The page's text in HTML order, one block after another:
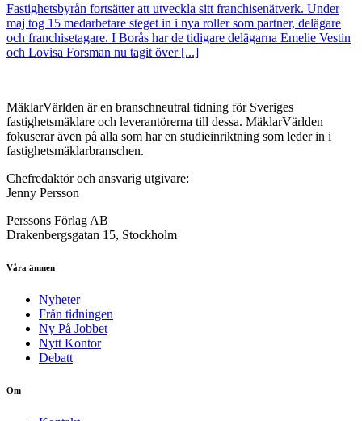
Fastighetsbyrån fortsätter att utveckla sitt franchisenätverk. Under
maj tog 15 medarbetare steget in i nya roller som partner, delägare
och franchisetagare. I Borås har de tidigare delägarna Emelie Vestin
och Lovisa Forsman nu tagit över [...]
MäklarVärlden är en branschneutral tidning för Sveriges
fastighetsmäklare och leverantörerna till dessa. MäklarVärlden
fokuserar även på alla som har en studieinriktning som leder in i
fastighetsmäklarbranschen.
Chefredaktör och ansvarig utgivare:
Jenny Persson
Perssons Förlag AB
Drakenbergsgatan 15, Stockholm
Våra ämnen
Nyheter
Från tidningen
Ny På Jobbet
Nytt Kontor
Debatt
Om